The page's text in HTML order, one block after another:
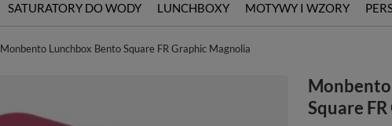
SATURATORY DO WODY LUNCHBOXY MOTYWY I WZORY
Monbento Lunchbox Bento Square FR Graphic Magnolia
Square